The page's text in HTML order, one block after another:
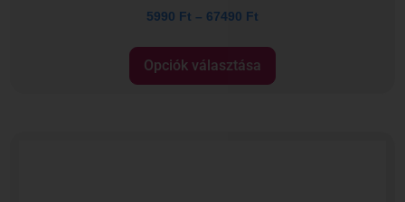
5990 Ft – 67490 Ft
Opciók választása